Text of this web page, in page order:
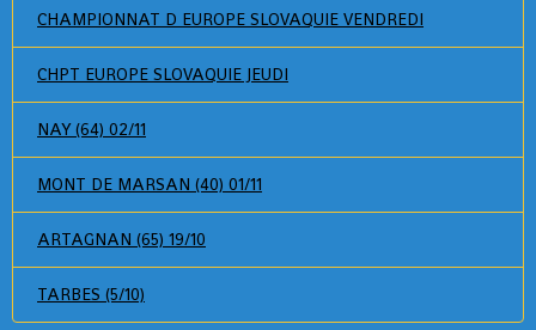
CHAMPIONNAT D EUROPE SLOVAQUIE VENDREDI
CHPT EUROPE SLOVAQUIE JEUDI
NAY (64) 02/11
MONT DE MARSAN (40) 01/11
ARTAGNAN (65) 19/10
TARBES (5/10)